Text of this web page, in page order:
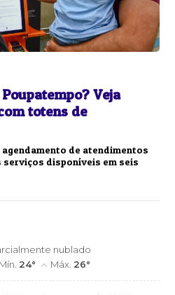
Veja
totens de
de atendimentos
disponíveis em seis
nublado
Mín. 24° Máx. 26°